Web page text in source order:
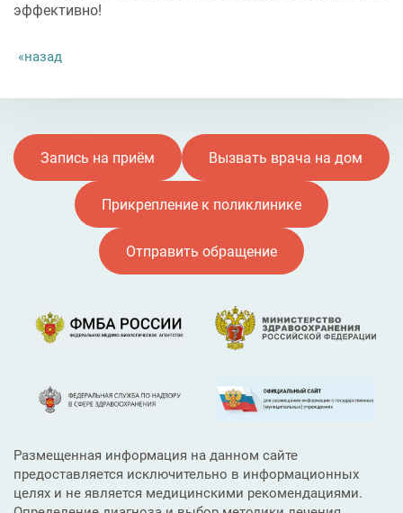
эффективно!
назад
Запись на приём Вызвать врача на дом
Прикрепление к поликлинике
Отправить обращение
Размещенная информация на данном сайте
предоставляется исключительно в информационных
целях и не является медицинскими рекомендациями.